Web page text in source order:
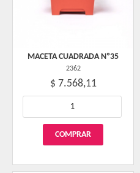
MACETA CUADRADA Nº35
2362
$ 7.568,11